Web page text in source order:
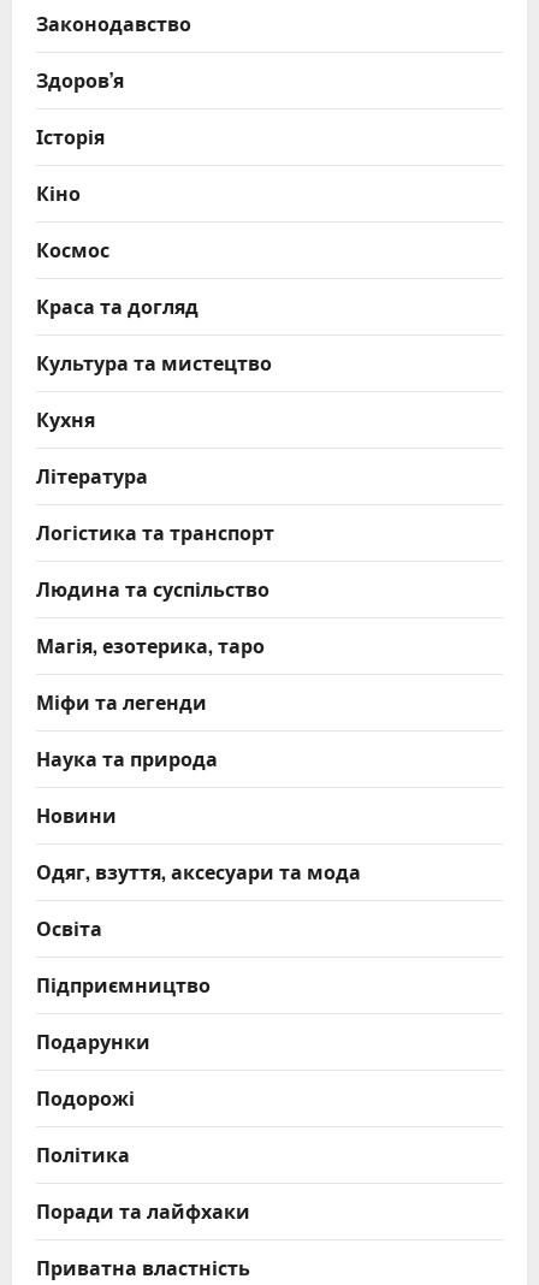
Законодавство
Здоров’я
Історія
Кіно
Космос
Краса та догляд
Культура та мистецтво
Кухня
Література
Логістика та транспорт
Людина та суспільство
Магія, езотерика, таро
Міфи та легенди
Наука та природа
Новини
Одяг, взуття, аксесуари та мода
Освіта
Підприємництво
Подарунки
Подорожі
Політика
Поради та лайфхаки
Приватна властність